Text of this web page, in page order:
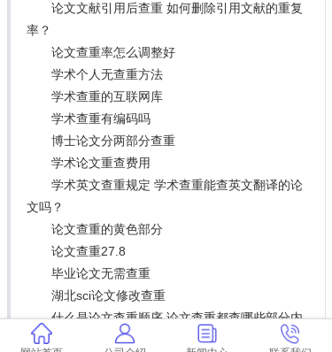
论文文献引用后查重 如何删除引用文献的重复
率？
论文查重率怎么调整好
学术个人无查重方法
学术查重的互联网库
学术查重有编码吗
博士论文分两部分查重
学术论文重查费用
学术英文查重规定 学术查重能查英文翻译的论
文吗？
论文查重的黄色部分
论文查重27.8
毕业论文无需查重
湖北sci论文修改查重
什么是论文查重顺序 论文查重都查哪些部分内
容？